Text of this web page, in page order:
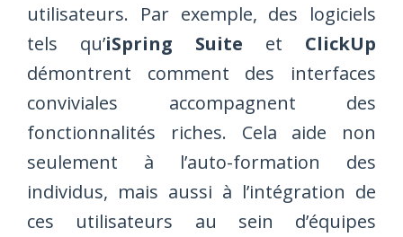
utilisateurs. Par exemple, des logiciels
tels qu’iSpring Suite et ClickUp
démontrent comment des interfaces
conviviales accompagnent des
fonctionnalités riches. Cela aide non
seulement à l’auto-formation des
individus, mais aussi à l’intégration de
ces utilisateurs au sein d’équipes